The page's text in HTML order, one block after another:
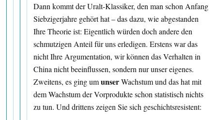
Dann kommt der Uralt-Klassiker, den man schon Anfang
Siebzigerjahre gehört hat – das dazu, wie abgestanden
Ihre Theorie ist: Eigentlich würden doch andere den
schmutzigen Anteil für uns erledigen. Erstens war das
nicht Ihre Argumentation, wir können das Verhalten in
China nicht beeinflussen, sondern nur unser eigenes.
Zweitens, es ging umunserWachstum und das hat mit
dem Wachstum der Vorprodukte schon statistisch nichts
zu tun. Und drittens zeigen Sie sich geschichtsresistent: